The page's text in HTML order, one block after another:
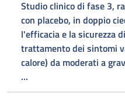
Studio clinico di fase 3,
con placebo, in doppio
l'efficacia e la sicurezza
trattamento dei sintomi
calore) da moderati a
...